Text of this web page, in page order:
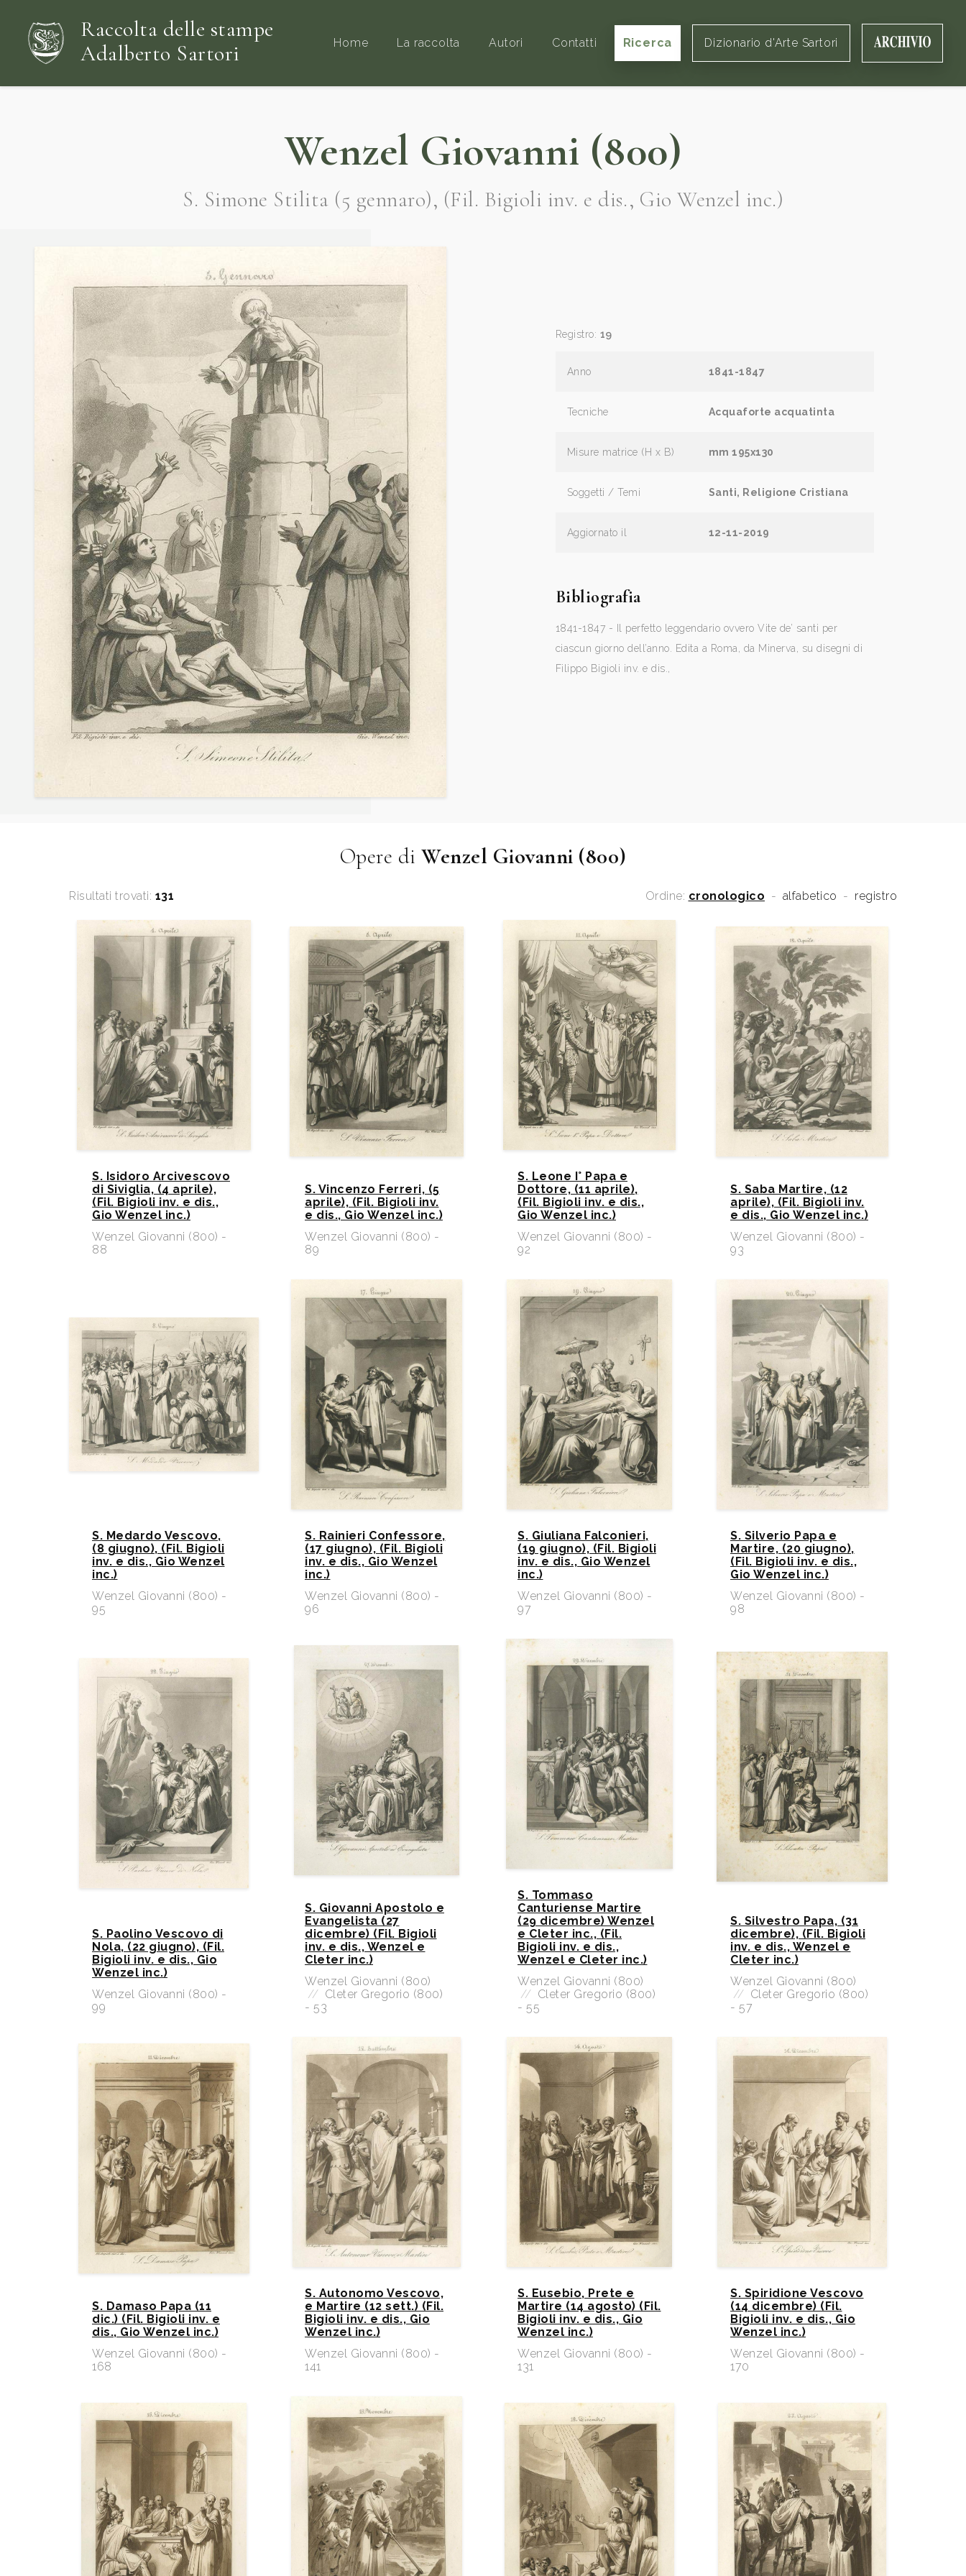
Raccolta delle stampe
Adalberto Sartori
Home La raccolta Autori Contatti Ricerca Dizionario d'Arte Sartori
Wenzel Giovanni (800)
S. Simone Stilita (5 gennaro), (Fil. Bigioli inv. e dis., Gio Wenzel inc.)
Registro: 19
Anno 1841-1847
Tecniche Acquaforte acquatinta
Misure matrice (H x B) mm 195x130
Soggetti / Temi Santi, Religione Cristiana
Aggiornato il 12-11-2019
Bibliografia
1841-1847 - Il perfetto leggendario ovvero Vite de’ santi per
ciascun giorno dell’anno. Edita a Roma, da Minerva, su disegni di
Filippo Bigioli inv. e dis.,
Opere di Wenzel Giovanni (800)
Risultati trovati: 131 Ordine: cronologico - alfabetico - registro
S. Isidoro Arcivescovo
di Siviglia, (4 aprile),
(Fil. Bigioli inv. e dis.,
Gio Wenzel inc.)
Wenzel Giovanni (800) -
88
S. Vincenzo Ferreri, (5
aprile), (Fil. Bigioli inv.
e dis., Gio Wenzel inc.)​
Wenzel Giovanni (800) -
89
S. Leone I° Papa e
Dottore, (11 aprile),
(Fil. Bigioli inv. e dis.,
Gio Wenzel inc.)​
Wenzel Giovanni (800) -
92
S. Saba Martire, (12
aprile), (Fil. Bigioli inv.
e dis., Gio Wenzel inc.)
Wenzel Giovanni (800) -
93
S. Medardo Vescovo,
(8 giugno), (Fil. Bigioli
inv. e dis., Gio Wenzel
inc.)​
Wenzel Giovanni (800) -
95
S. Rainieri Confessore,
(17 giugno), (Fil. Bigioli
inv. e dis., Gio Wenzel
inc.)
Wenzel Giovanni (800) -
96
S. Giuliana Falconieri,
(19 giugno), (Fil. Bigioli
inv. e dis., Gio Wenzel
inc.)
Wenzel Giovanni (800) -
97
S. Silverio Papa e
Martire, (20 giugno),
(Fil. Bigioli inv. e dis.,
Gio Wenzel inc.)
Wenzel Giovanni (800) -
98
S. Paolino Vescovo di
Nola, (22 giugno), (Fil.
Bigioli inv. e dis., Gio
Wenzel inc.)​
Wenzel Giovanni (800) -
99
S. Giovanni Apostolo e
Evangelista (27
dicembre) (Fil. Bigioli
inv. e dis., Wenzel e
Cleter inc.)
Wenzel Giovanni (800)
// Cleter Gregorio (800)
- 53
S. Tommaso
Canturiense Martire
(29 dicembre) Wenzel
e Cleter inc., (Fil.
Bigioli inv. e dis.,
Wenzel e Cleter inc.)
Wenzel Giovanni (800)
// Cleter Gregorio (800)
- 55
S. Silvestro Papa, (31
dicembre), (Fil. Bigioli
inv. e dis., Wenzel e
Cleter inc.)
Wenzel Giovanni (800)
// Cleter Gregorio (800)
- 57
S. Damaso Papa (11
dic.) (Fil. Bigioli inv. e
dis., Gio Wenzel inc.)
Wenzel Giovanni (800) -
168
S. Autonomo Vescovo,
e Martire (12 sett.) (Fil.
Bigioli inv. e dis., Gio
Wenzel inc.)
Wenzel Giovanni (800) -
141
S. Eusebio, Prete e
Martire (14 agosto) (Fil.
Bigioli inv. e dis., Gio
Wenzel inc.)
Wenzel Giovanni (800) -
131
S. Spiridione Vescovo
(14 dicembre) (Fil.
Bigioli inv. e dis., Gio
Wenzel inc.)​
Wenzel Giovanni (800) -
170